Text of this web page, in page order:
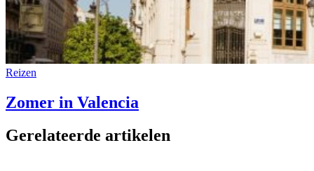
Reizen
Zomer in Valencia
Gerelateerde artikelen